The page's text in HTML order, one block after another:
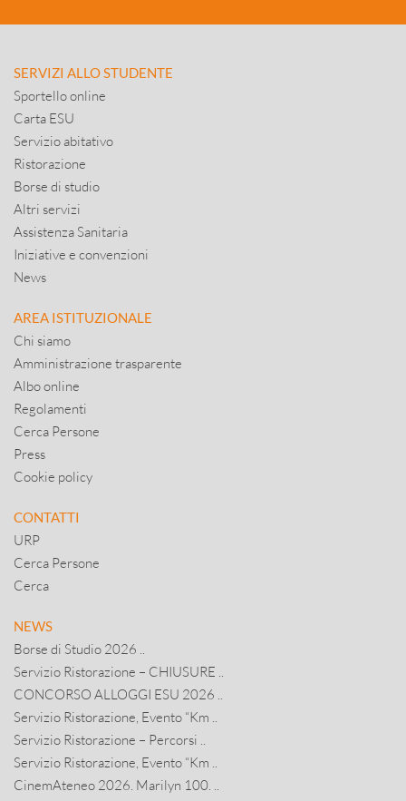
SERVIZI ALLO STUDENTE
Sportello online
Carta ESU
Servizio abitativo
Ristorazione
Borse di studio
Altri servizi
Assistenza Sanitaria
Iniziative e convenzioni
News
AREA ISTITUZIONALE
Chi siamo
Amministrazione trasparente
Albo online
Regolamenti
Cerca Persone
Press
Cookie policy
CONTATTI
URP
Cerca Persone
Cerca
NEWS
Borse di Studio 2026 ..
Servizio Ristorazione – CHIUSURE ..
CONCORSO ALLOGGI ESU 2026 ..
Servizio Ristorazione, Evento “Km ..
Servizio Ristorazione – Percorsi ..
Servizio Ristorazione, Evento “Km ..
CinemAteneo 2026. Marilyn 100. ..